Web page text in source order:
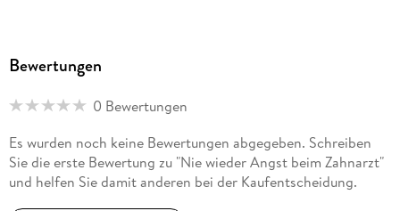
Bewertungen
0 Bewertungen
Es wurden noch keine Bewertungen abgegeben. Schreiben
Sie die erste Bewertung zu "Nie wieder Angst beim Zahnarzt"
und helfen Sie damit anderen bei der Kaufentscheidung.